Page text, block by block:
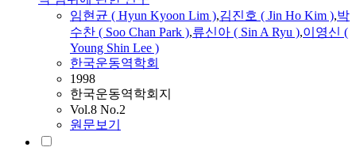
임현균 ( Hyun Kyoon Lim ),김진호 ( Jin Ho Kim ),박
수찬 ( Soo Chan Park ),류신아 ( Sin A Ryu ),이영신 (
Young Shin Lee )
한국운동역학회
1998
한국운동역학회지
Vol.8 No.2
원문보기